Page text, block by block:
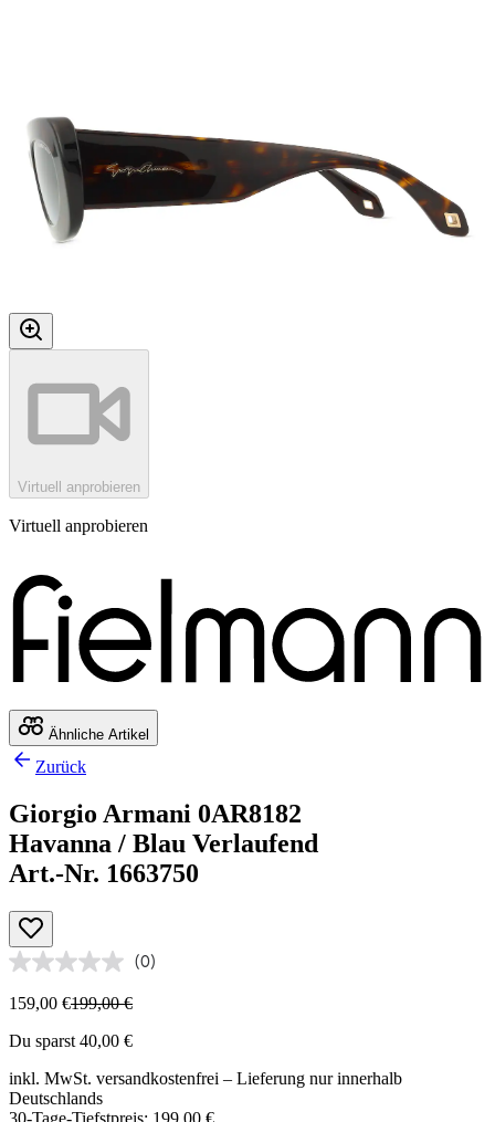
Virtuell anprobieren
Virtuell anprobieren
Ähnliche Artikel
Zurück
Giorgio Armani 0AR8182
Havanna / Blau Verlaufend
Art.-Nr. 1663750
(0)
159,00 €199,00 €
Du sparst 40,00 €
inkl. MwSt. versandkostenfrei – Lieferung nur innerhalb
Deutschlands
30-Tage-Tiefstpreis: 199,00 €